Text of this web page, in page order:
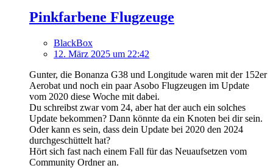
Pinkfarbene Flugzeuge
BlackBox
12. März 2025 um 22:42
Gunter, die Bonanza G38 und Longitude waren mit der 152er
Aerobat und noch ein paar Asobo Flugzeugen im Update
vom 2020 diese Woche mit dabei.
Du schreibst zwar vom 24, aber hat der auch ein solches
Update bekommen? Dann könnte da ein Knoten bei dir sein.
Oder kann es sein, dass dein Update bei 2020 den 2024
durchgeschüttelt hat?
Hört sich fast nach einem Fall für das Neuaufsetzen vom
Community Ordner an.